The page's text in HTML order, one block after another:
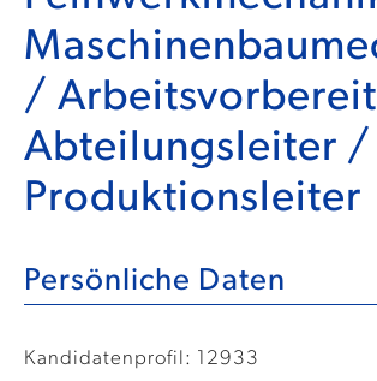
/
Abteilungsleiter /
Produktionsleiter
Persönliche Daten
Kandidatenprofil: 12933